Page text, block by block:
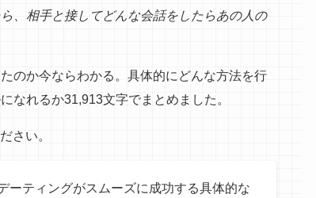
、相手と接してどんな会話をしたらあの人の
のか今ならわかる。具体的にどんな方法を行
なれるか31,913文字でまとめました。
さい。
ーティングがスムーズに成功する具体的な